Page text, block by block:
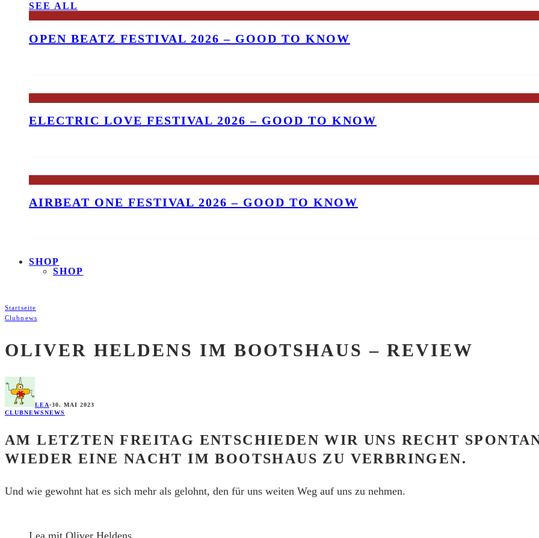
SEE ALL
OPEN BEATZ FESTIVAL 2026 – GOOD TO KNOW
ELECTRIC LOVE FESTIVAL 2026 – GOOD TO KNOW
AIRBEAT ONE FESTIVAL 2026 – GOOD TO KNOW
SHOP
SHOP
Startseite
Clubnews
OLIVER HELDENS IM BOOTSHAUS – REVIEW
LEA·30. MAI 2023
CLUBNEWSNEWS
AM LETZTEN FREITAG ENTSCHIEDEN WIR UNS RECHT
WIEDER EINE NACHT IM BOOTSHAUS ZU VERBRINGEN.
Und wie gewohnt hat es sich mehr als gelohnt, den für uns weiten Weg auf uns zu nehmen.
Lea mit Oliver Heldens